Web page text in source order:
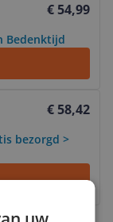
€ 54,99
Bedenktijd
€ 58,42
bezorgd >